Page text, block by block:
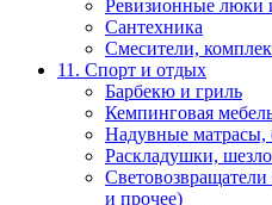
Ревизионные люки
Сантехника
Смесители,
11. Спорт и отдых
Барбекю и гриль
Кемпинговая
Надувные матрасы,
Раскладушки,
и прочее)